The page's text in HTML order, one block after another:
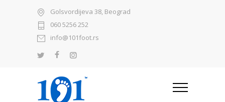
Golsvordijeva 38, Beograd
060 5256 252
info@101foot.rs